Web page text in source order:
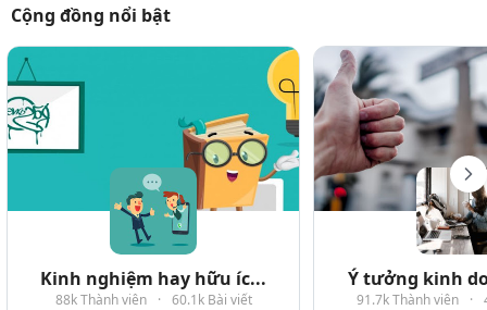
Cộng đồng nổi bật
Kinh nghiệm hay hữu íc...
88k Thành viên · 60.1k Bài viết
Ý tưởng kinh
91.7k Thành viên ·